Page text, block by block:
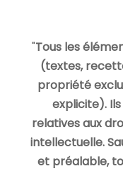
"Tous les
(textes,
propriété
explicite).
relatives aux
intellectuelle.
et préalable,